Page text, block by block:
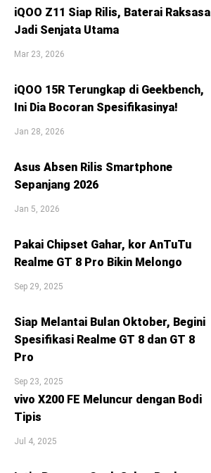
iQOO Z11 Siap Rilis, Baterai Raksasa
Jadi Senjata Utama
Mar 23, 2026
iQOO 15R Terungkap di Geekbench,
Ini Dia Bocoran Spesifikasinya!
Jan 28, 2026
Asus Absen Rilis Smartphone
Sepanjang 2026
Jan 5, 2026
Pakai Chipset Gahar, kor AnTuTu
Realme GT 8 Pro Bikin Melongo
Sep 29, 2025
Siap Melantai Bulan Oktober, Begini
Spesifikasi Realme GT 8 dan GT 8
Pro
Sep 23, 2025
vivo X200 FE Meluncur dengan Bodi
Tipis
Jul 4, 2025